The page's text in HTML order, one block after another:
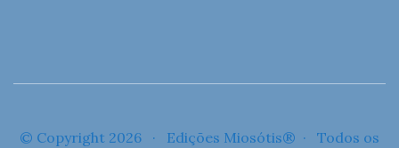
© Copyright 2026 · Edições Miosótis® · Todos os